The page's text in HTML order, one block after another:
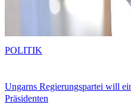
Ungarns Regierungspartei will
Präsidenten
POLITIK